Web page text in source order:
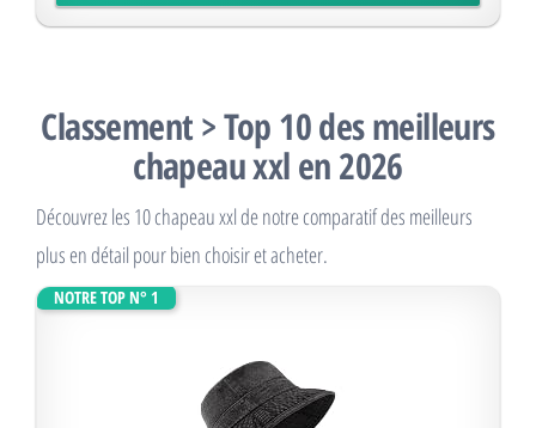
Classement > Top 10 des meilleurs
chapeau xxl en 2026
Découvrez les 10 chapeau xxl de notre comparatif des meilleurs
plus en détail pour bien choisir et acheter.
NOTRE TOP N° 1